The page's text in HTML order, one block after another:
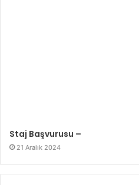
Staj Başvurusu –
21 Aralık 2024